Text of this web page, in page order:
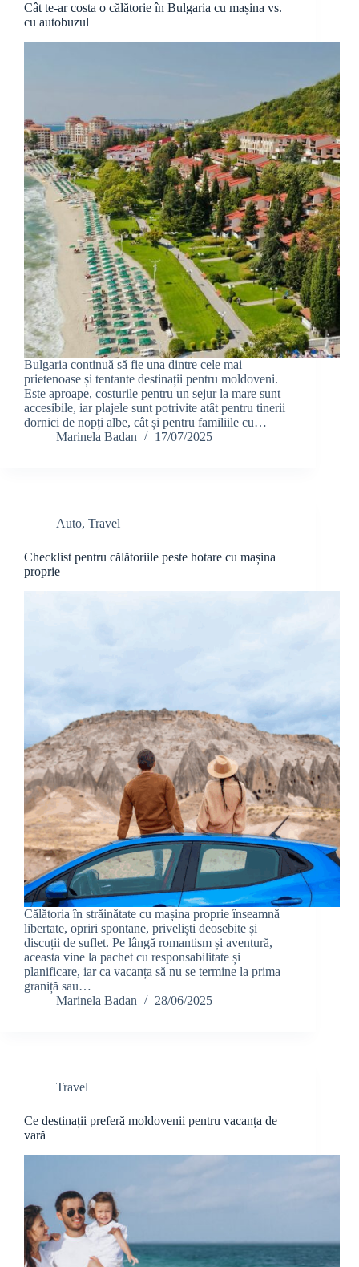
Cât te-ar costa o călătorie în Bulgaria cu mașina vs.
cu autobuzul
Bulgaria continuă să fie una dintre cele mai
prietenoase și tentante destinații pentru moldoveni.
Este aproape, costurile pentru un sejur la mare sunt
accesibile, iar plajele sunt potrivite atât pentru tinerii
dornici de nopți albe, cât și pentru familiile cu…
Marinela Badan
17/07/2025
Auto, Travel
Checklist pentru călătoriile peste hotare cu mașina
proprie
Călătoria în străinătate cu mașina proprie înseamnă
libertate, opriri spontane, priveliști deosebite și
discuții de suflet. Pe lângă romantism și aventură,
aceasta vine la pachet cu responsabilitate și
planificare, iar ca vacanța să nu se termine la prima
graniță sau…
Marinela Badan
28/06/2025
Travel
Ce destinații preferă moldovenii pentru vacanța de
vară